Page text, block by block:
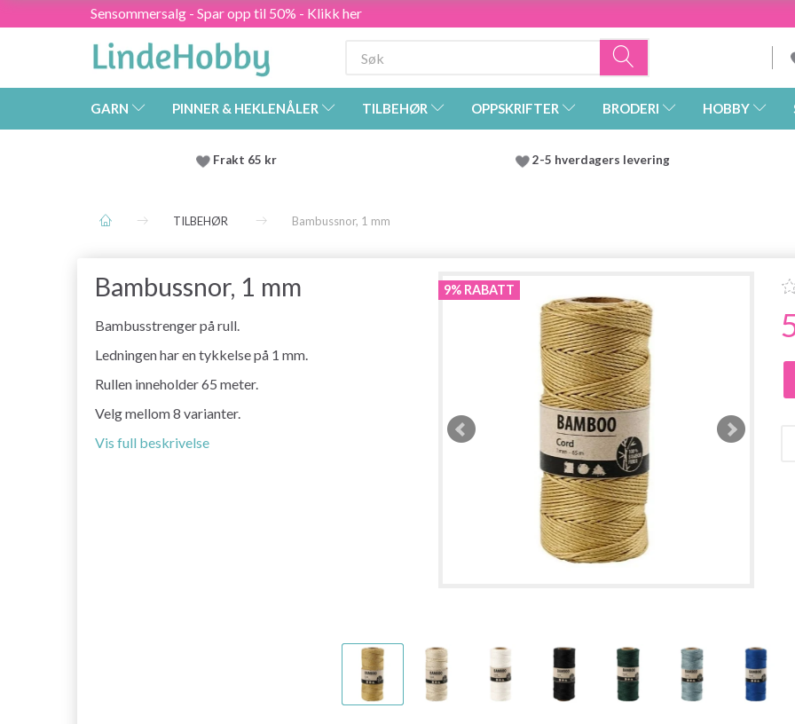
Sensommersalg - Spar opp til 50% - Klikk her
GARN PINNER & HEKLENÅLER TILBEHØR OPPSKRIFTER BRODERI HOBBY
Frakt 65 kr 2-5 hverdagers levering
TILBEHØR Bambussnor, 1 mm
Bambussnor, 1 mm
Bambusstrenger på rull.
Ledningen har en tykkelse på 1 mm.
Rullen inneholder 65 meter.
Velg mellom 8 varianter.
Vis full beskrivelse
9% RABATT